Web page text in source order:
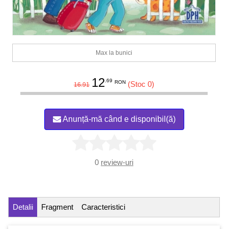
Max la bunici
16.91 12.69 RON (Stoc 0)
Anunță-mă când e disponibil(ă)
0 review-uri
Detalii Fragment Caracteristici